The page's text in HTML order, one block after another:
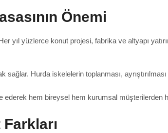
Önemi
yıl yüzlerce konut projesi, fabrika ve altyapı
Hurda iskelelerin toplanması,
ederek hem bireysel hem kurumsal müşterilerden